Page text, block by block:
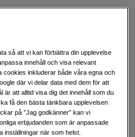
så att vi kan förbättra din upplevelse
innehåll och visa relevant
inkluderar både våra egna och
där vi delar data med dem för att
är att alltid visa dig det innehåll som du
få den bästa tänkbara upplevelsen
på ”Jag godkänner” kan vi
erbjudanden som är anpassade
inställningar när som helst.